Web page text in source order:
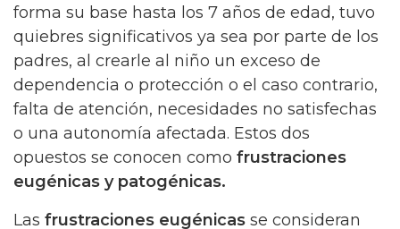
forma su base hasta los 7 años de edad, tuvo
quiebres significativos ya sea por parte de los
padres, al crearle al niño un exceso de
dependencia o protección o el caso contrario,
falta de atención, necesidades no satisfechas
o una autonomía afectada. Estos dos
opuestos se conocen como frustraciones
eugénicas y patogénicas.
Las frustraciones eugénicas se consideran